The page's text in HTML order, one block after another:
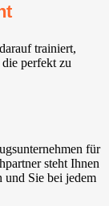
trainiert,
perfekt zu
für
steht Ihnen
und Sie bei jedem